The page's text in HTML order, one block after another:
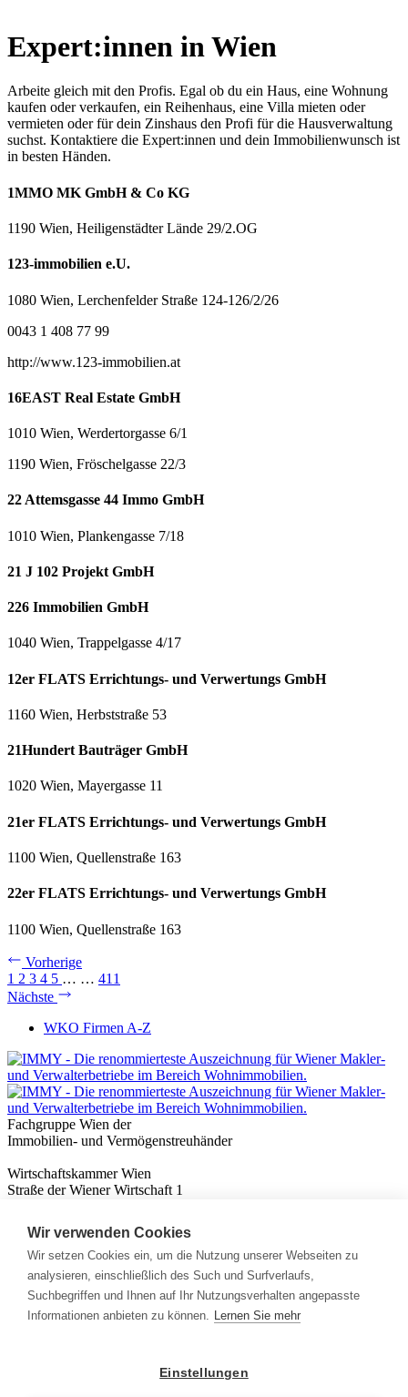
Expert:innen in Wien
Arbeite gleich mit den Profis. Egal ob du ein Haus, eine Wohnung
kaufen oder verkaufen, ein Reihenhaus, eine Villa mieten oder
vermieten oder für dein Zinshaus den Profi für die Hausverwaltung
suchst. Kontaktiere die Expert:innen und dein Immobilienwunsch ist
in besten Händen.
1MMO MK GmbH & Co KG
1190 Wien, Heiligenstädter Lände 29/2.OG
123-immobilien e.U.
1080 Wien, Lerchenfelder Straße 124-126/2/26
0043 1 408 77 99
http://www.123-immobilien.at
16EAST Real Estate GmbH
1010 Wien, Werdertorgasse 6/1
1190 Wien, Fröschelgasse 22/3
22 Attemsgasse 44 Immo GmbH
1010 Wien, Plankengasse 7/18
21 J 102 Projekt GmbH
226 Immobilien GmbH
1040 Wien, Trappelgasse 4/17
12er FLATS Errichtungs- und Verwertungs GmbH
1160 Wien, Herbststraße 53
21Hundert Bauträger GmbH
1020 Wien, Mayergasse 11
21er FLATS Errichtungs- und Verwertungs GmbH
1100 Wien, Quellenstraße 163
22er FLATS Errichtungs- und Verwertungs GmbH
1100 Wien, Quellenstraße 163
Vorherige
1 2 3 4 5 … … 411
Nächste
WKO Firmen A-Z
Fachgruppe Wien der
Immobilien- und Vermögenstreuhänder
Wirtschaftskammer Wien
Straße der Wiener Wirtschaft 1
Nützliches
Immobilienwissen
Formulare & Rechner
Expert:innen
Info
Wir verwenden Cookies
Wir setzen Cookies ein, um die Nutzung unserer Webseiten zu
analysieren, einschließlich des Such und Surfverlaufs,
Suchbegriffen und Ihnen auf Ihr Nutzungsverhalten angepasste
Informationen anbieten zu können. Lernen Sie mehr
Einstellungen